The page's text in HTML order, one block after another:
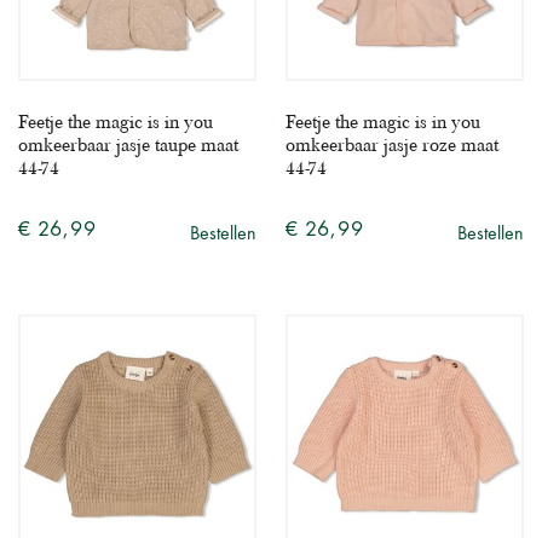
Feetje the magic is in you
omkeerbaar jasje taupe maat
44-74
€ 26,99 Bestellen
Feetje the magic is in you
omkeerbaar jasje roze maat
44-74
€ 26,99 Bestellen